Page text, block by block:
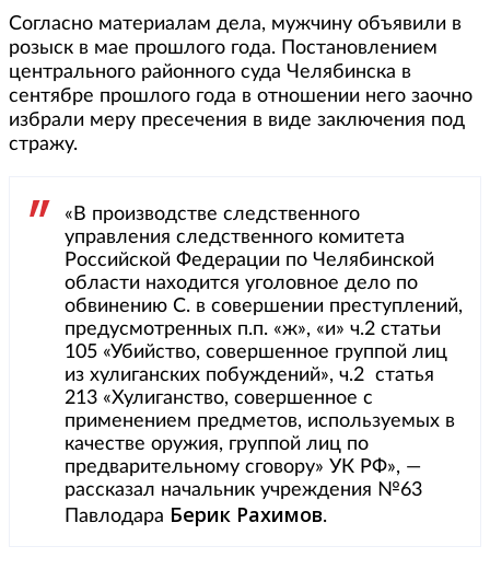
Согласно материалам дела, мужчину объявили в
розыск в мае прошлого года. Постановлением
центрального районного суда Челябинска в
сентябре прошлого года в отношении него заочно
избрали меру пресечения в виде заключения под
стражу.
«В производстве следственного
управления следственного комитета
Российской Федерации по Челябинской
области находится уголовное дело по
обвинению С. в совершении преступлений,
предусмотренных п.п. «ж», «и» ч.2 статьи
105 «Убийство, совершенное группой лиц
из хулиганских побуждений», ч.2 статья
213 «Хулиганство, совершенное с
применением предметов, используемых в
качестве оружия, группой лиц по
предварительному сговору» УК РФ», —
рассказал начальник учреждения №63
Павлодара Берик Рахимов.